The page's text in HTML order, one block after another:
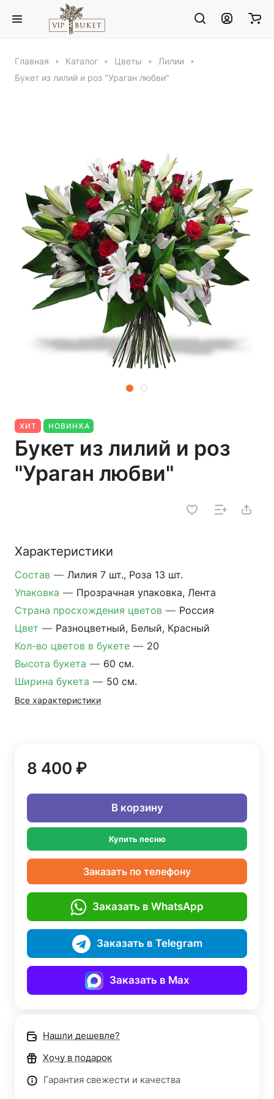
Главная Каталог Цветы
Лилии
Букет из лилий и роз "Ураган любви"
ХИТ НОВИНКА
Букет из лилий и роз
"Ураган любви"
Характеристики
Состав — Лилия 7 шт., Роза 13 шт.
Упаковка — Прозрачная упаковка, Лента
Страна просхождения цветов — Россия
Цвет — Разноцветный, Белый, Красный
Кол-во цветов в букете — 20
Высота букета — 60 см.
Ширина букета — 50 см.
Все характеристики
8 400 ₽
В корзину
Купить песню
Заказать по телефону
Заказать в WhatsApp
Заказать в Telegram
Заказать в Max
Нашли дешевле?
Хочу в подарок
Гарантия свежести и качества